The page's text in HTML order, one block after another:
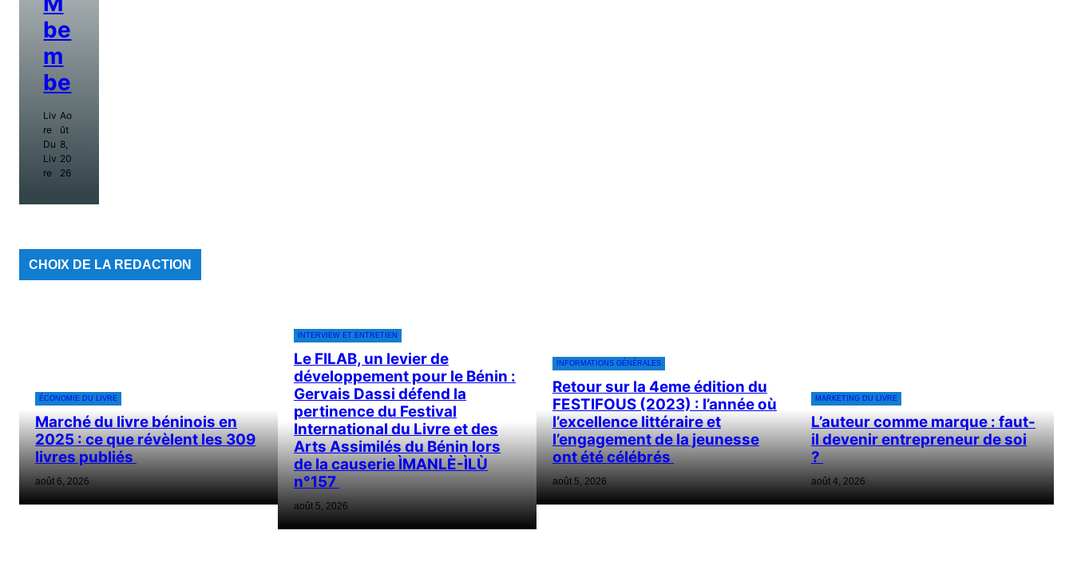
Be
M
Be
Liv
Re
Du
Liv
Re
Ao
Ût
8,
20
26
CHOIX DE LA REDACTION
ÉCONOMIE DU LIVRE
Marché du livre béninois en
2025 : ce que révèlent les 309
livres publiés
août 6, 2026
INTERVIEW ET ENTRETIEN
Le FILAB, un levier de
développement pour le Bénin :
Gervais Dassi défend la
pertinence du Festival
International du Livre et des
Arts Assimilés du Bénin lors
de la causerie ÌMANLÈ-ÌLÙ
n°157
août 5, 2026
INFORMATIONS GÉNÉRALES
Retour sur la 4eme édition du
FESTIFOUS (2023) : l’année où
l’excellence littéraire et
l’engagement de la jeunesse
ont été célébrés
août 5, 2026
MARKETING DU LIVRE
L’auteur comme marque : faut-
il devenir entrepreneur de soi
?
août 4, 2026